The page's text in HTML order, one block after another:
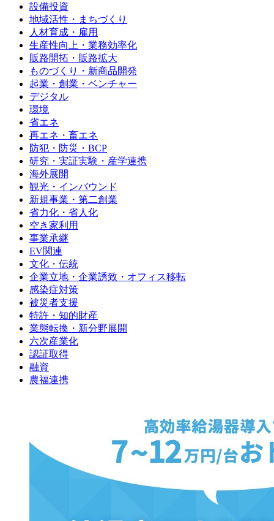
設備投資
地域活性・まちづくり
人材育成・雇用
生産性向上・業務効率化
販路開拓・販路拡大
ものづくり・新商品開発
起業・創業・ベンチャー
デジタル
環境
省エネ
再エネ・畜エネ
防犯・防災・BCP
研究・実証実験・産学連携
海外展開
観光・インバウンド
新規事業・第二創業
省力化・省人化
空き家利用
事業承継
EV関連
文化・伝統
企業立地・企業誘致・オフィス移転
感染症対策
被災者支援
特許・知的財産
業態転換・新分野展開
六次産業化
認証取得
融資
農福連携